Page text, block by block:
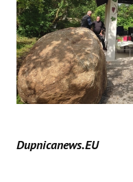
Dupnicanews.EU